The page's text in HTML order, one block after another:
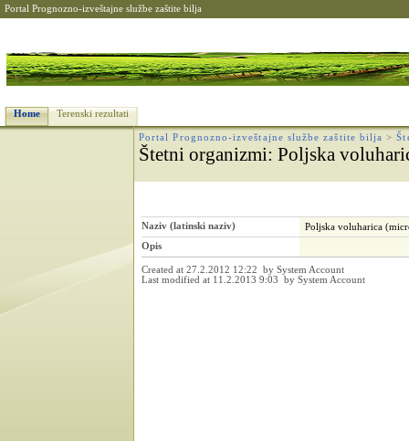
Portal Prognozno-izveštajne službe zaštite bilja
Home Terenski rezultati
Portal Prognozno-izveštajne službe zaštite bilja >
Štetni organizmi: Poljska
Naziv (latinski naziv)
Poljska voluharica
Opis
Created at 27.2.2012 12:22 by System Account
Last modified at 11.2.2013 9:03 by System Account